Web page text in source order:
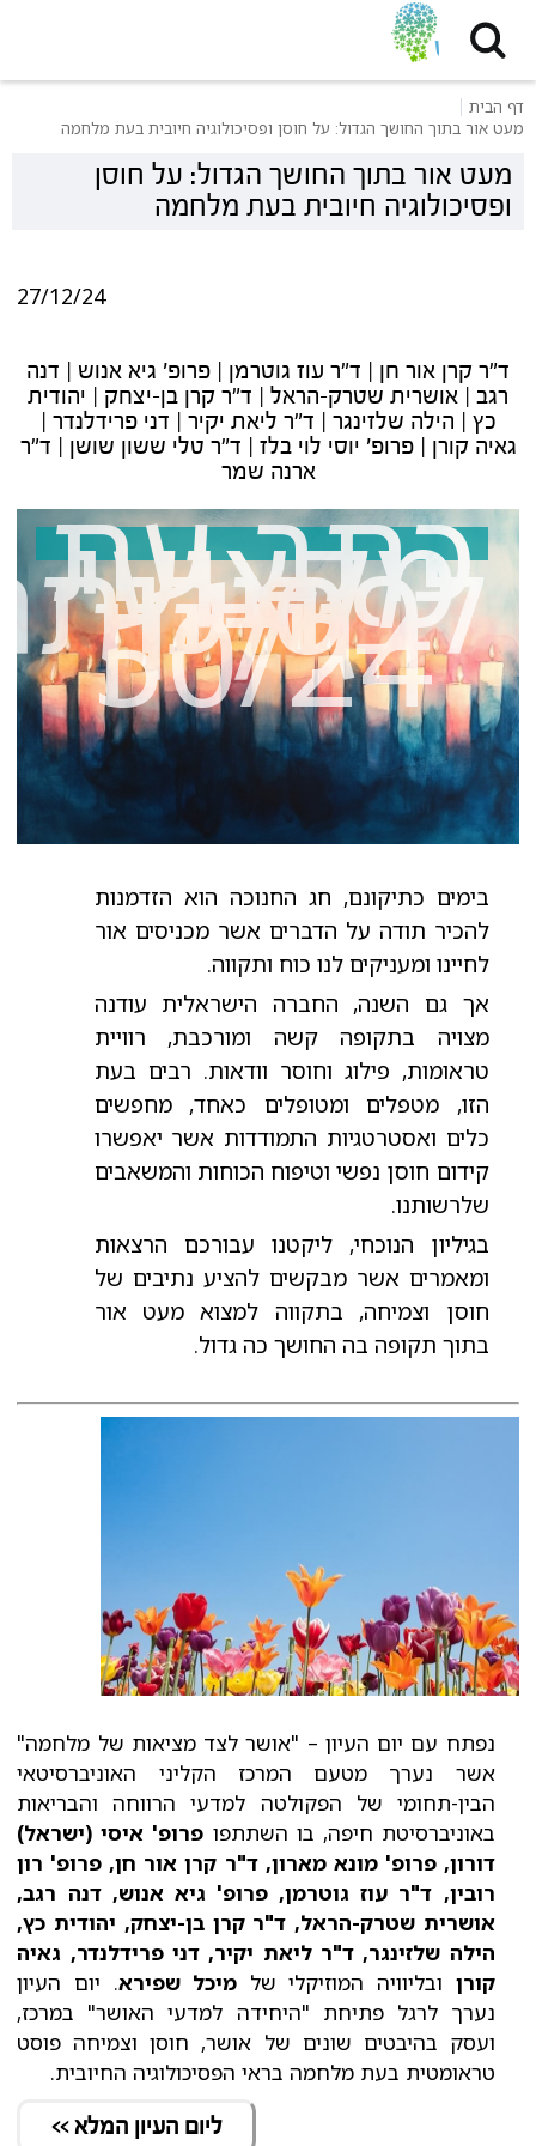
דף הבית
מעט אור בתוך החושך הגדול: על חוסן ופסיכולוגיה חיובית בעת מלחמה
מעט אור בתוך החושך הגדול: על חוסן
ופסיכולוגיה חיובית בעת מלחמה
27/12/24
ד"ר קרן אור חן | ד"ר עוז גוטרמן | פרופ' גיא אנוש | דנה
רגב | אושרית שטרק-הראל | ד"ר קרן בן-יצחק | יהודית
כץ | הילה שלזינגר | ד"ר ליאת יקיר | דני פרידלנדר |
גאיה קורן | פרופ' יוסי לוי בלז | ד"ר טלי ששון שושן | ד"ר
ארנה שמר
כתב עת
מקצועי
- גיליון
50/24
בימים כתיקונם, חג החנוכה הוא הזדמנות
להכיר תודה על הדברים אשר מכניסים אור
לחיינו ומעניקים לנו כוח ותקווה.
אך גם השנה, החברה הישראלית עודנה
מצויה בתקופה קשה ומורכבת, רוויית
טראומות, פילוג וחוסר וודאות. רבים בעת
הזו, מטפלים ומטופלים כאחד, מחפשים
כלים ואסטרטגיות התמודדות אשר יאפשרו
קידום חוסן נפשי וטיפוח הכוחות והמשאבים
שלרשותנו.
בגיליון הנוכחי, ליקטנו עבורכם הרצאות
ומאמרים אשר מבקשים להציע נתיבים של
חוסן וצמיחה, בתקווה למצוא מעט אור
בתוך תקופה בה החושך כה גדול.
נפתח עם יום העיון – "אושר לצד מציאות של מלחמה"
אשר נערך מטעם המרכז הקליני האוניברסיטאי
הבין-תחומי של הפקולטה למדעי הרווחה והבריאות
באוניברסיטת חיפה, בו השתתפו פרופ' איסי (ישראל)
דורון, פרופ' מונא מארון, ד"ר קרן אור חן, פרופ' רון
רובין, ד"ר עוז גוטרמן, פרופ' גיא אנוש, דנה רגב,
אושרית שטרק-הראל, ד"ר קרן בן-יצחק, יהודית כץ,
הילה שלזינגר, ד"ר ליאת יקיר, דני פרידלנדר, גאיה
קורן ובליוויה המוזיקלי של מיכל שפירא. יום העיון
נערך לרגל פתיחת "היחידה למדעי האושר" במרכז,
ועסק בהיבטים שונים של אושר, חוסן וצמיחה פוסט
טראומטית בעת מלחמה בראי הפסיכולוגיה החיובית.
ליום העיון המלא >>